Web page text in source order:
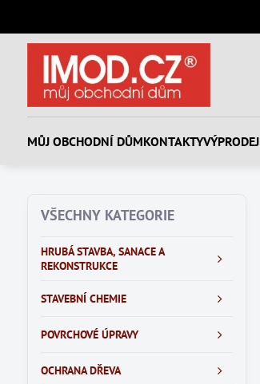
MŮJ OBCHODNÍ DŮMKONTAKTYVÝPRODEJ
VŠECHNY KATEGORIE
HRUBÁ STAVBA, SANACE A
REKONSTRUKCE
STAVEBNÍ CHEMIE
POVRCHOVÉ ÚPRAVY
OCHRANA DŘEVA